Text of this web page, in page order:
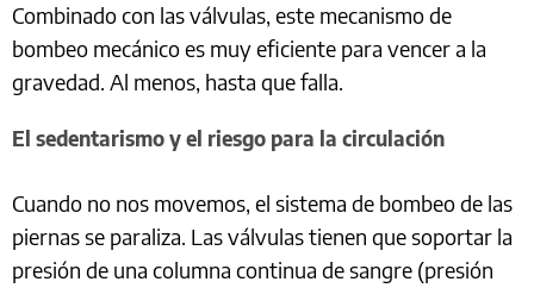
Combinado con las válvulas, este mecanismo de
bombeo mecánico es muy eficiente para vencer a la
gravedad. Al menos, hasta que falla.
El sedentarismo y el riesgo para la circulación
Cuando no nos movemos, el sistema de bombeo de las
piernas se paraliza. Las válvulas tienen que soportar la
presión de una columna continua de sangre (presión